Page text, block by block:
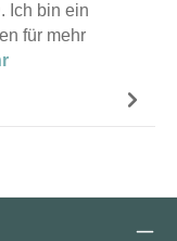
Ich bin ein
für mehr